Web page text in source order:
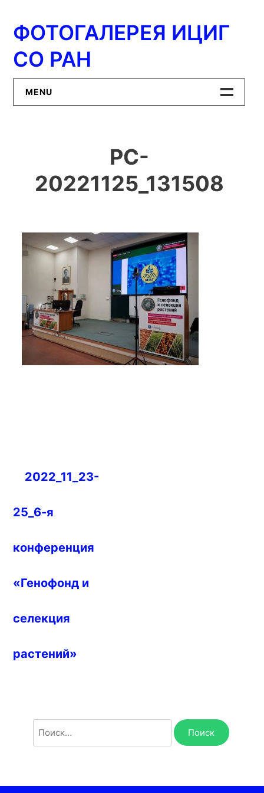
содержимому
ФОТОГАЛЕРЕЯ ИЦИГ
СО РАН
MENU
ИЦиГ СО РАН
PC-
20221125_131508
Навигация
записям
2022_11_23-
25_6-я
конференция
«Генофонд и
селекция
растений»
Найти: